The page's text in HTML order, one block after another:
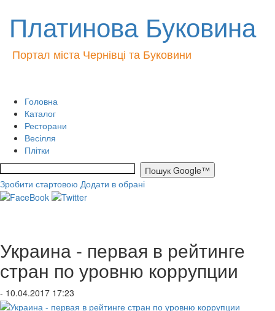
Платинова Буковина
Портал міста Чернівці та Буковини
Головна
Каталог
Ресторани
Весілля
Плітки
Зробити стартовою Додати в обрані
Украина - первая в рейтинге
стран по уровню коррупции
- 10.04.2017 17:23